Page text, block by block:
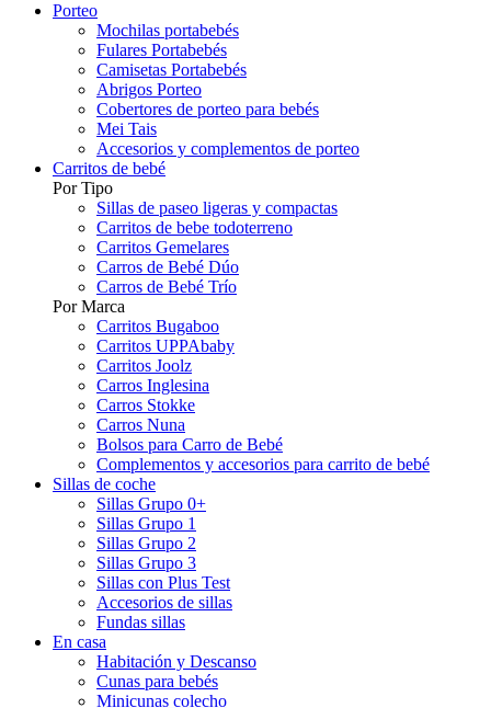
Porteo
Mochilas portabebés
Fulares Portabebés
Camisetas Portabebés
Abrigos Porteo
Cobertores de porteo para bebés
Mei Tais
Accesorios y complementos de porteo
Carritos de bebé
Por Tipo
Sillas de paseo ligeras y compactas
Carritos de bebe todoterreno
Carritos Gemelares
Carros de Bebé Dúo
Carros de Bebé Trío
Por Marca
Carritos Bugaboo
Carritos UPPAbaby
Carritos Joolz
Carros Inglesina
Carros Stokke
Carros Nuna
Bolsos para Carro de Bebé
Complementos y accesorios para carrito de bebé
Sillas de coche
Sillas Grupo 0+
Sillas Grupo 1
Sillas Grupo 2
Sillas Grupo 3
Sillas con Plus Test
Accesorios de sillas
Fundas sillas
En casa
Habitación y Descanso
Cunas para bebés
Minicunas colecho